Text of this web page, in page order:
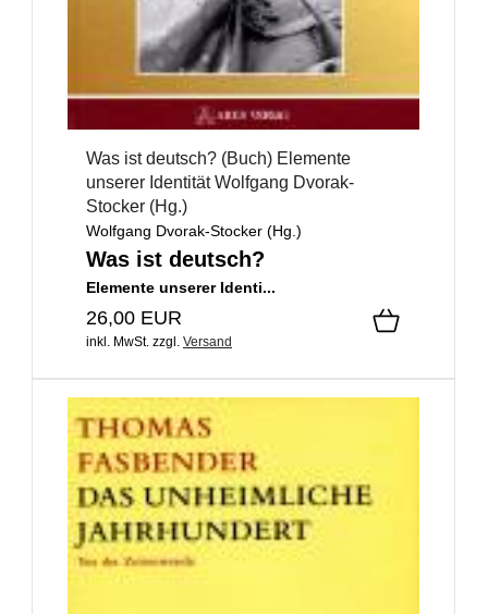
Was ist deutsch? (Buch) Elemente
unserer Identität Wolfgang Dvorak-
Stocker (Hg.)
Wolfgang Dvorak-Stocker (Hg.)
Was ist deutsch?
Elemente unserer Identi...
26,00 EUR
inkl. MwSt. zzgl. Versand